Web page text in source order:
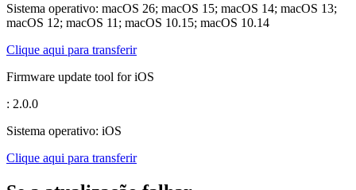
Sistema operativo: macOS 26; macOS 15; macOS 14; macOS 13;
macOS 12; macOS 11; macOS 10.15; macOS 10.14
Clique aqui para transferir
Firmware update tool for iOS
: 2.0.0
Sistema operativo: iOS
Clique aqui para transferir